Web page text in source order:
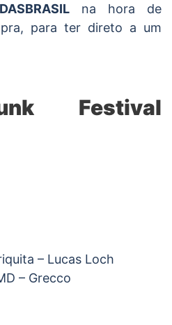
na hora de
para ter direto a um
Festival
– Lucas Loch
– Grecco